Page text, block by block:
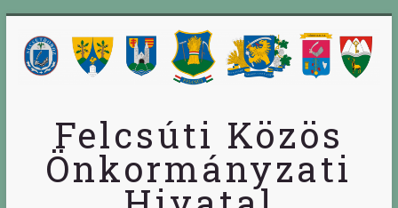
Felcsúti Közös
Önkormányzati